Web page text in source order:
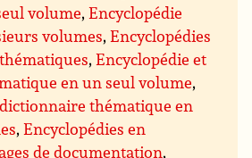
volume,Encyclopédie
volumes,Encyclopédies
,Encyclopédie et
en un seul volume,
thématique en
,Encyclopédies en
de documentation,